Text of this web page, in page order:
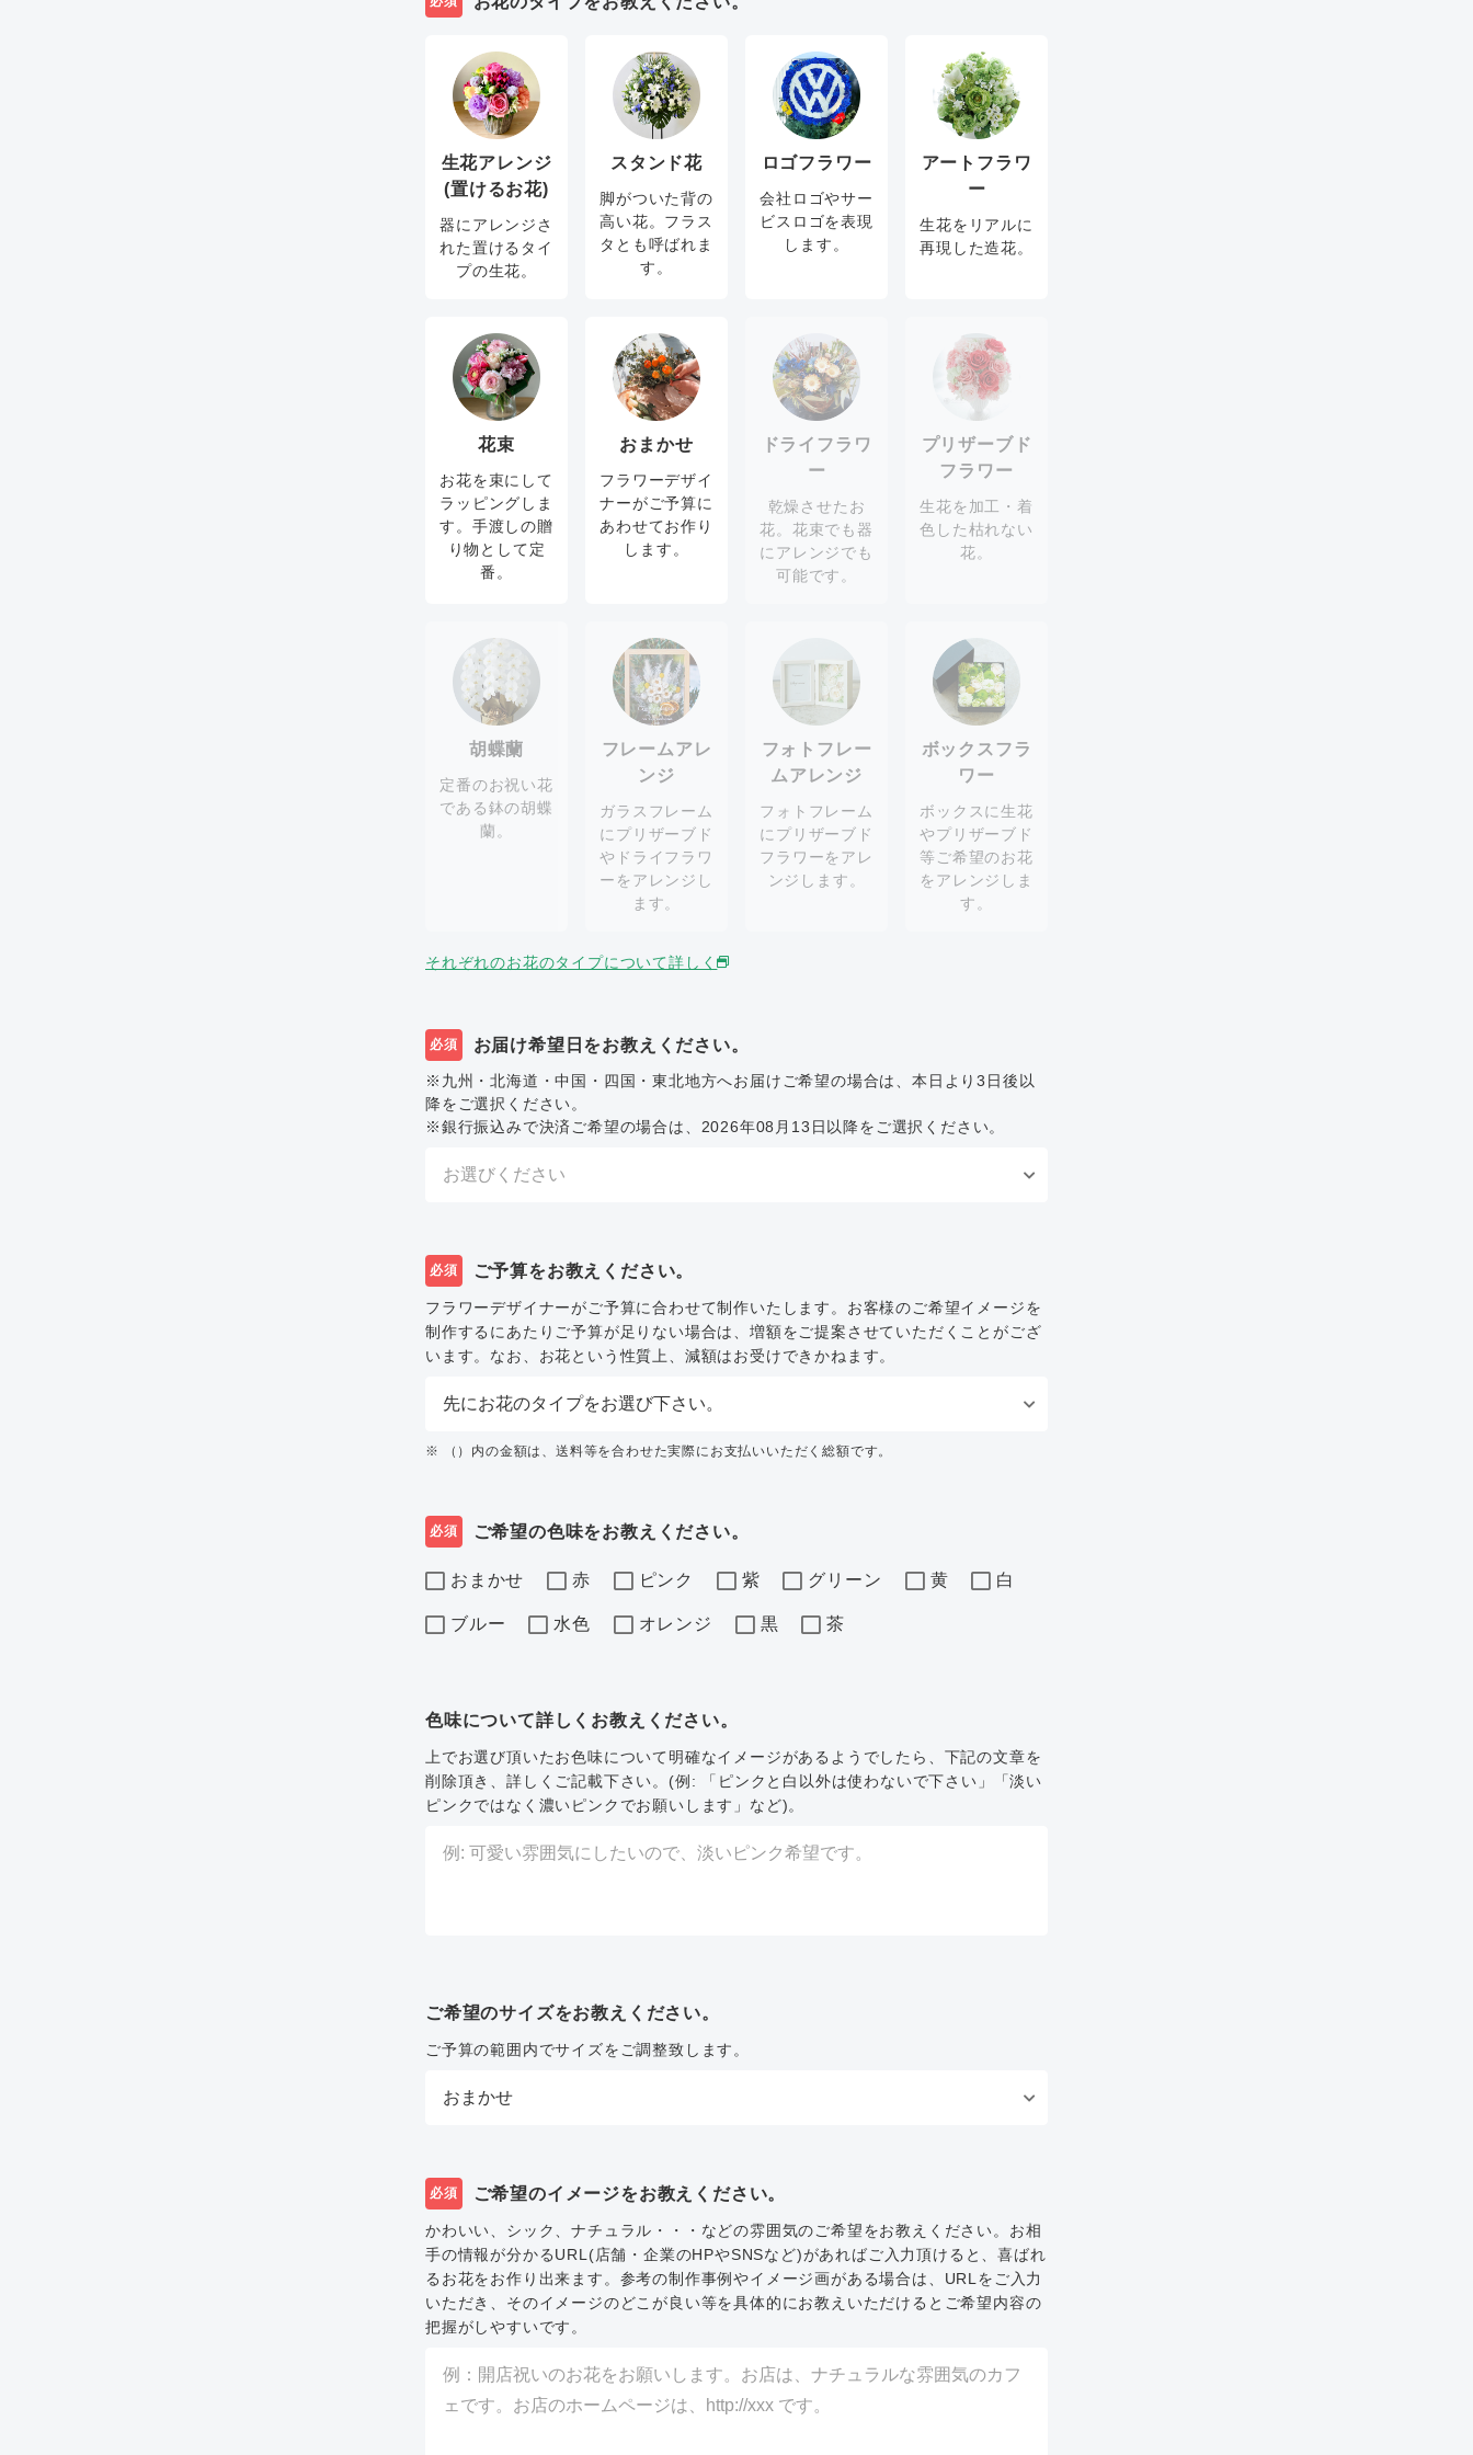
生花アレンジ
(置けるお花)
器にアレンジさ
れた置けるタイ
プの生花。
スタンド花
脚がついた背の
高い花。フラス
タとも呼ばれま
す。
ロゴフラワー
会社ロゴやサー
ビスロゴを表現
します。
アートフラワ
ー
生花をリアルに
再現した造花。
花束
お花を束にして
ラッピングしま
す。手渡しの贈
り物として定
番。
おまかせ
フラワーデザイ
ナーがご予算に
あわせてお作り
します。
ドライフラワ
ー
乾燥させたお
花。花束でも器
にアレンジでも
可能です。
プリザーブド
フラワー
生花を加工・着
色した枯れない
花。
胡蝶蘭
定番のお祝い花
である鉢の胡蝶
蘭。
フレームアレ
ンジ
ガラスフレーム
にプリザーブド
やドライフラワ
ーをアレンジし
ます。
フォトフレー
ムアレンジ
フォトフレーム
にプリザーブド
フラワーをアレ
ンジします。
ボックスフラ
ワー
ボックスに生花
やプリザーブド
等ご希望のお花
をアレンジしま
す。
それぞれのお花のタイプについて詳しく
必須 お届け希望日をお教えください。
※九州・北海道・中国・四国・東北地方へお届けご希望の場合は、本日より3日後以
降をご選択ください。
※銀行振込みで決済ご希望の場合は、2026年08月13日以降をご選択ください。
必須 ご予算をお教えください。
フラワーデザイナーがご予算に合わせて制作いたします。お客様のご希望イメージを
制作するにあたりご予算が足りない場合は、増額をご提案させていただくことがござ
います。なお、お花という性質上、減額はお受けできかねます。
※ （）内の金額は、送料等を合わせた実際にお支払いいただく総額です。
必須 ご希望の色味をお教えください。
おまかせ 赤 ピンク 紫 グリーン 黄 白
ブルー 水色 オレンジ 黒 茶
色味について詳しくお教えください。
上でお選び頂いたお色味について明確なイメージがあるようでしたら、下記の文章を
削除頂き、詳しくご記載下さい。(例: 「ピンクと白以外は使わないで下さい」「淡い
ピンクではなく濃いピンクでお願いします」など)。
ご希望のサイズをお教えください。
ご予算の範囲内でサイズをご調整致します。
必須 ご希望のイメージをお教えください。
かわいい、シック、ナチュラル・・・などの雰囲気のご希望をお教えください。お相
手の情報が分かるURL(店舗・企業のHPやSNSなど)があればご入力頂けると、喜ばれ
るお花をお作り出来ます。参考の制作事例やイメージ画がある場合は、URLをご入力
いただき、そのイメージのどこが良い等を具体的にお教えいただけるとご希望内容の
把握がしやすいです。